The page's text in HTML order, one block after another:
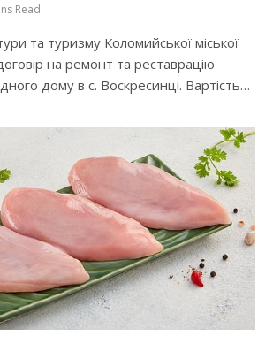
Read
та туризму Коломийської міської
на ремонт та реставрацію
дому в с. Воскресинці. Вартість…